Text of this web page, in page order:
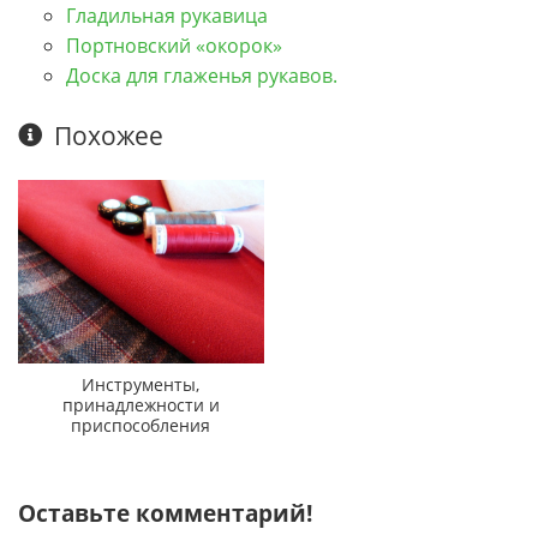
Гладильная рукавица
Портновский «окорок»
Доска для глаженья рукавов.
Похожее
Инструменты,
принадлежности и
приспособления
Оставьте комментарий!